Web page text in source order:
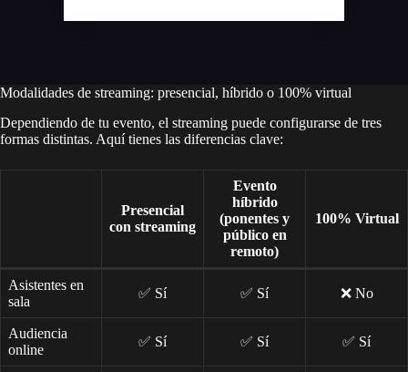
Modalidades de streaming: presencial, híbrido o 100% virtual
Dependiendo de tu evento, el streaming puede configurarse de tres
formas distintas. Aquí tienes las diferencias clave:
Presencial
con streaming
Evento
híbrido
(ponentes y
público en
remoto)
100% Virtual
Asistentes en
sala
✅ Sí ✅ Sí ❌ No
Audiencia
online
✅ Sí ✅ Sí ✅ Sí